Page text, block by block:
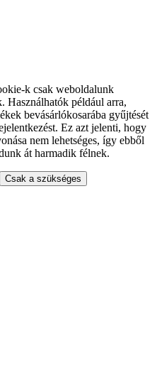
k csak weboldalunk
Használhatók például arra,
bevásárlókosarába gyűjtését
Ez azt jelenti, hogy
nem lehetséges, így ebből
át harmadik félnek.
Csak a szükséges